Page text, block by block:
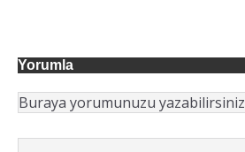
Yorumla
Buraya yorumunuzu yazabilirsiniz